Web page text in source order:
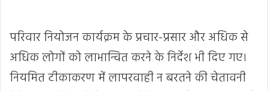
परिवार नियोजन कार्यक्रम के प्रचार-प्रसार और अधिक से
अधिक लोगों को लाभान्वित करने के निर्देश भी दिए गए।
नियमित टीकाकरण में लापरवाही न बरतने की चेतावनी